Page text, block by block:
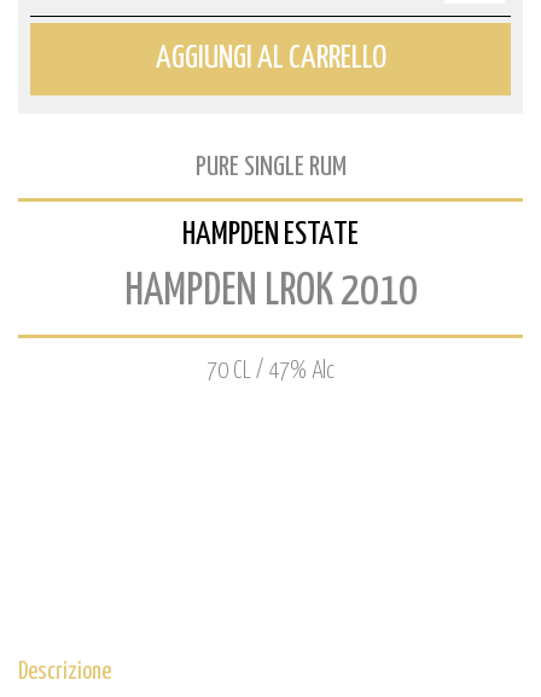
AGGIUNGI AL CARRELLO
PURE SINGLE RUM
HAMPDEN ESTATE
HAMPDEN LROK 2010
70 CL / 47% Alc
Descrizione